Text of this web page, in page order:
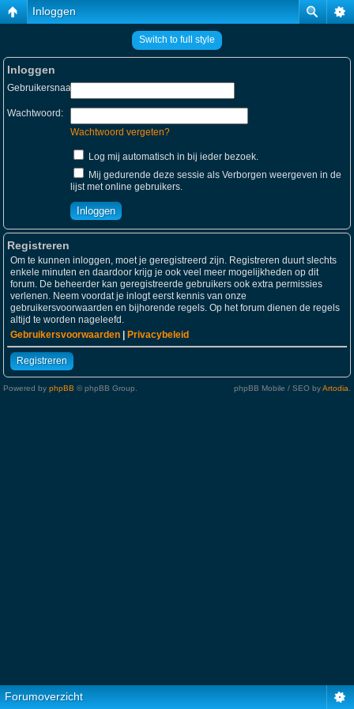
Inloggen
Switch to full style
Inloggen
Gebruikersnaam:
Wachtwoord:
Wachtwoord vergeten?
Log mij automatisch in bij ieder bezoek.
Mij gedurende deze sessie als Verborgen weergeven in de
lijst met online gebruikers.
Registreren
Om te kunnen inloggen, moet je geregistreerd zijn. Registreren duurt slechts
enkele minuten en daardoor krijg je ook veel meer mogelijkheden op dit
forum. De beheerder kan geregistreerde gebruikers ook extra permissies
verlenen. Neem voordat je inlogt eerst kennis van onze
gebruikersvoorwaarden en bijhorende regels. Op het forum dienen de regels
altijd te worden nageleefd.
Gebruikersvoorwaarden
Privacybeleid
Registreren
Powered by phpBB © phpBB Group. phpBB Mobile / SEO byArtodia
Forumoverzicht